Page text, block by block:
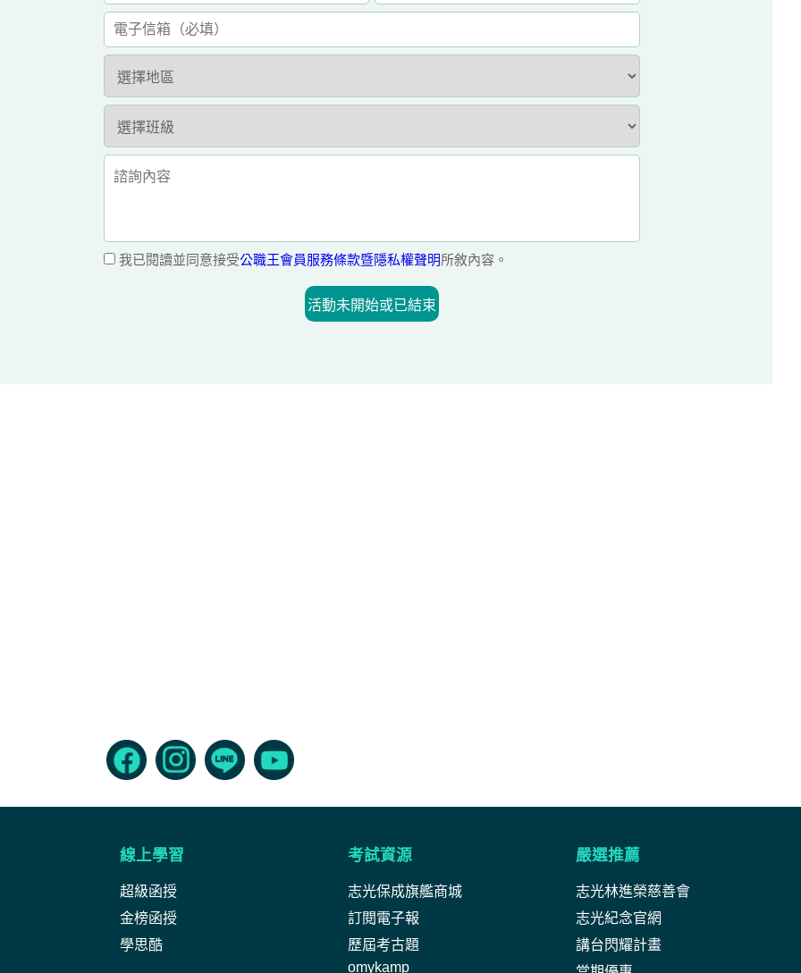
我已閱讀並同意接受公職王會員服務條款暨隱私權聲明所敘內容。
活動未開始或已結束
線上學習
超級函授
金榜函授
學思酷
考試資源
志光保成旗艦商城
訂閱電子報
歷屆考古題
omykamp
嚴選推薦
志光林進榮慈善會
志光紀念官網
講台閃耀計畫